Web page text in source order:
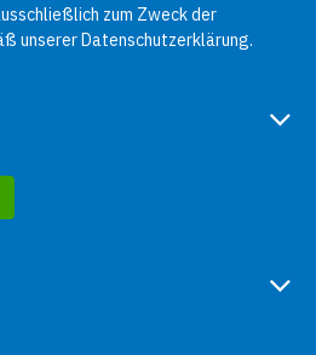
zum Zweck der
unsererDatenschutzerklärung.